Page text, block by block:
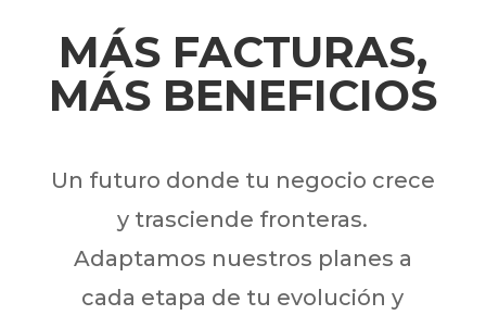
MÁS FACTURAS,
MÁS BENEFICIOS
Un futuro donde tu negocio crece
y trasciende fronteras.
Adaptamos nuestros planes a
cada etapa de tu evolución y